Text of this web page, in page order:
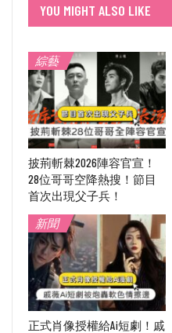
YOU MIGHT ALSO LIKE
綜藝
披荊斬棘2026陣容官宣！
28位哥哥空降熱搜！節目
首次出現父子兵！
新聞
正式肖像授權給Ai短劇！戚